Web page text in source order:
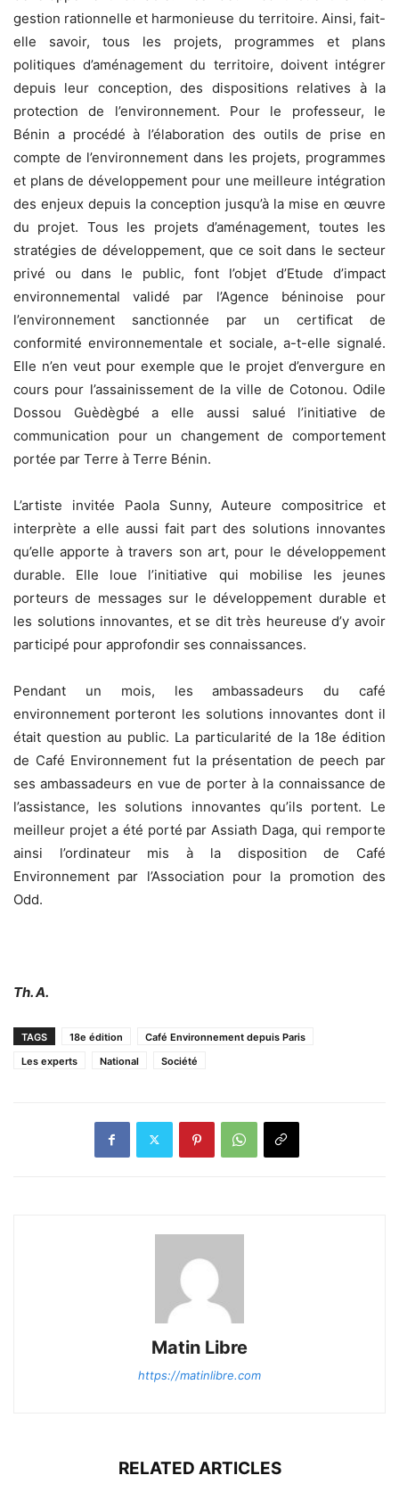
gestion rationnelle et harmonieuse du territoire. Ainsi, fait-
elle savoir, tous les projets, programmes et plans
politiques d’aménagement du territoire, doivent intégrer
depuis leur conception, des dispositions relatives à la
protection de l’environnement. Pour le professeur, le
Bénin a procédé à l’élaboration des outils de prise en
compte de l’environnement dans les projets, programmes
et plans de développement pour une meilleure intégration
des enjeux depuis la conception jusqu’à la mise en œuvre
du projet. Tous les projets d’aménagement, toutes les
stratégies de développement, que ce soit dans le secteur
privé ou dans le public, font l’objet d’Etude d’impact
environnemental validé par l’Agence béninoise pour
l’environnement sanctionnée par un certificat de
conformité environnementale et sociale, a-t-elle signalé.
Elle n’en veut pour exemple que le projet d’envergure en
cours pour l’assainissement de la ville de Cotonou. Odile
Dossou Guèdègbé a elle aussi salué l’initiative de
communication pour un changement de comportement
portée par Terre à Terre Bénin.
L’artiste invitée Paola Sunny, Auteure compositrice et
interprète a elle aussi fait part des solutions innovantes
qu’elle apporte à travers son art, pour le développement
durable. Elle loue l’initiative qui mobilise les jeunes
porteurs de messages sur le développement durable et
les solutions innovantes, et se dit très heureuse d’y avoir
participé pour approfondir ses connaissances.
Pendant un mois, les ambassadeurs du café
environnement porteront les solutions innovantes dont il
était question au public. La particularité de la 18e édition
de Café Environnement fut la présentation de peech par
ses ambassadeurs en vue de porter à la connaissance de
l’assistance, les solutions innovantes qu’ils portent. Le
meilleur projet a été porté par Assiath Daga, qui remporte
ainsi l’ordinateur mis à la disposition de Café
Environnement par l’Association pour la promotion des
Odd.
Th. A.
TAGS 18e édition
Café Environnement depuis Paris
Les experts
National Société
Matin Libre
https://matinlibre.com
RELATED ARTICLES